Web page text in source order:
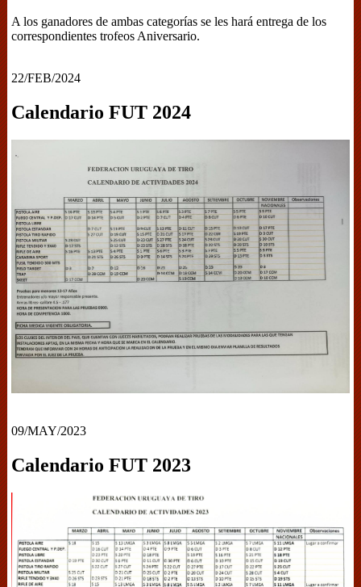
A los ganadores de ambas categorías se les hará entrega de los
correspondientes trofeos Aniversario.
22/FEB/2024
Calendario FUT 2024
09/MAY/2023
Calendario FUT 2023